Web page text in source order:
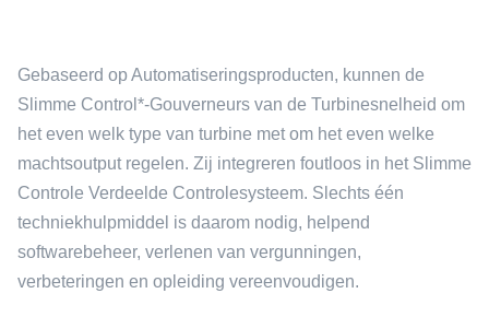
Gebaseerd op Automatiseringsproducten, kunnen de
Slimme Control*-Gouverneurs van de Turbinesnelheid om
het even welk type van turbine met om het even welke
machtsoutput regelen. Zij integreren foutloos in het Slimme
Controle Verdeelde Controlesysteem. Slechts één
techniekhulpmiddel is daarom nodig, helpend
softwarebeheer, verlenen van vergunningen,
verbeteringen en opleiding vereenvoudigen.